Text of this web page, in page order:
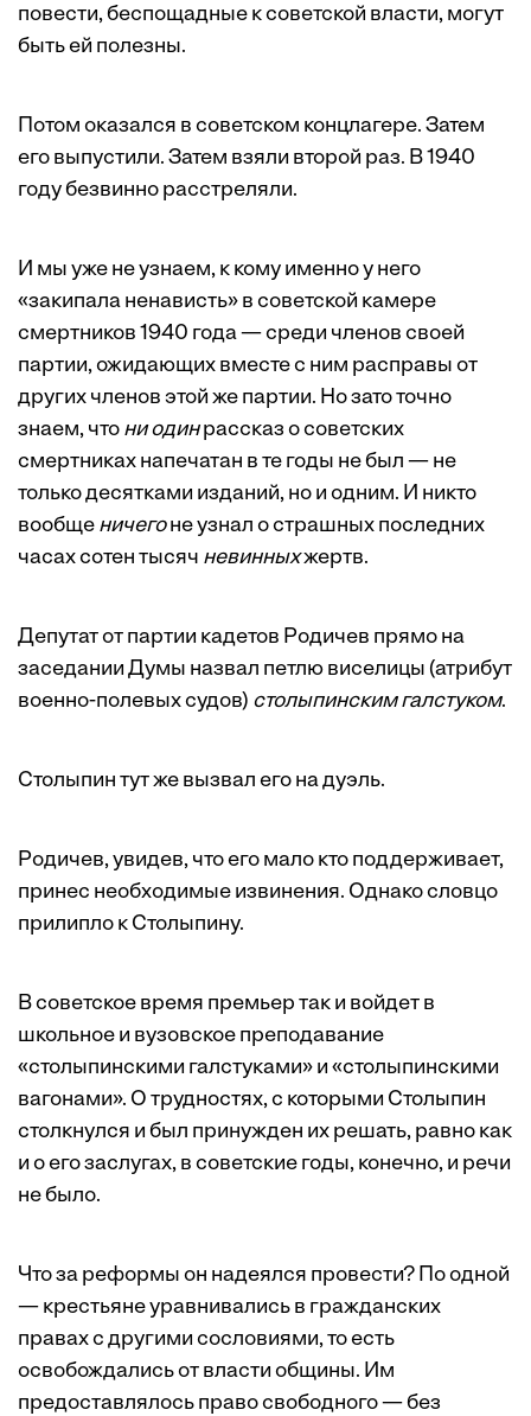
повести, беспощадные к советской власти, могут
быть ей полезны.
Потом оказался в советском концлагере. Затем
его выпустили. Затем взяли второй раз. В 1940
году безвинно расстреляли.
И мы уже не узнаем, к кому именно у него
«закипала ненависть» в советской камере
смертников 1940 года — среди членов своей
партии, ожидающих вместе с ним расправы от
других членов этой же партии. Но зато точно
знаем, что ни одинрассказ о советских
смертниках напечатан в те годы не был — не
только десятками изданий, но и одним. И никто
вообще ничегоне узнал о страшных последних
часах сотен тысяч невинныхжертв.
Депутат от партии кадетов Родичев прямо на
заседании Думы назвал петлю виселицы (атрибут
военно-полевых судов) столыпинским галстуком.
Столыпин тут же вызвал его на дуэль.
Родичев, увидев, что его мало кто поддерживает,
принес необходимые извинения. Однако словцо
прилипло к Столыпину.
В советское время премьер так и войдет в
школьное и вузовское преподавание
«столыпинскими галстуками» и «столыпинскими
вагонами». О трудностях, с которыми Столыпин
столкнулся и был принужден их решать, равно как
и о его заслугах, в советские годы, конечно, и речи
не было.
Что за реформы он надеялся провести? По одной
— крестьяне уравнивались в гражданских
правах с другими сословиями, то есть
освобождались от власти общины. Им
предоставлялось право свободного — без